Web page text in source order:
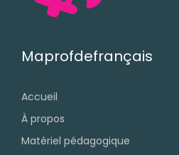
Maprofdefrançais
Accueil
À propos
Matériel pédagogique